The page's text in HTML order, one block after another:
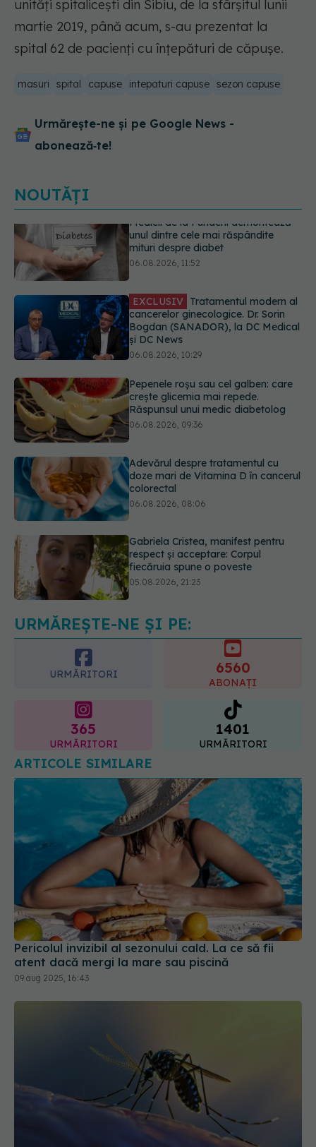
unităţi spitaliceşti din Sibiu, de la sfârşitul lunii
martie 2019, până acum, s-au prezentat la
spital 62 de pacienţi cu înţepături de căpuşe.
masuri spital capuse intepaturi capuse sezon capuse
Urmărește-ne și pe Google News -
abonează‑te!
NOUTĂȚI
EXCLUSIV Tratamentul modern al
cancerelor ginecologice. Dr. Sorin
Bogdan (SANADOR), la DC Medical
06.08.2026, 10:29
Pepenele roșu sau cel galben: care
crește glicemia mai repede.
Răspunsul unui medic diabetolog
Adevărul despre tratamentul cu
doze mari de Vitamina D în cancerul
colorectal
Gabriela Cristea, manifest pentru
respect și acceptare: Corpul
fiecăruia spune o poveste
Medicii de la Fundeni demontează
unul dintre cele mai răspândite
mituri despre diabet
URMĂREȘTE-NE ȘI PE:
URMĂRITORI 6560
ABONAȚI
365
URMĂRITORI
1401
URMĂRITORI
ARTICOLE SIMILARE
Pericolul invizibil al sezonului cald. La ce să fii
atent dacă mergi la mare sau piscină
09 aug 2025, 16:43